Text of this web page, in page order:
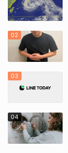
02
03
04